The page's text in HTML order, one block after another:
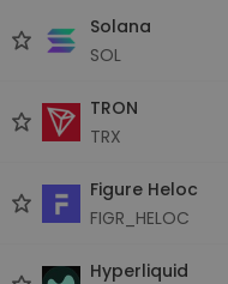
Solana
SOL
TRON
TRX
Figure Heloc
FIGR_HELOC
Hyperliquid